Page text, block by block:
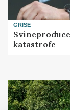
GRISE
katastrofe